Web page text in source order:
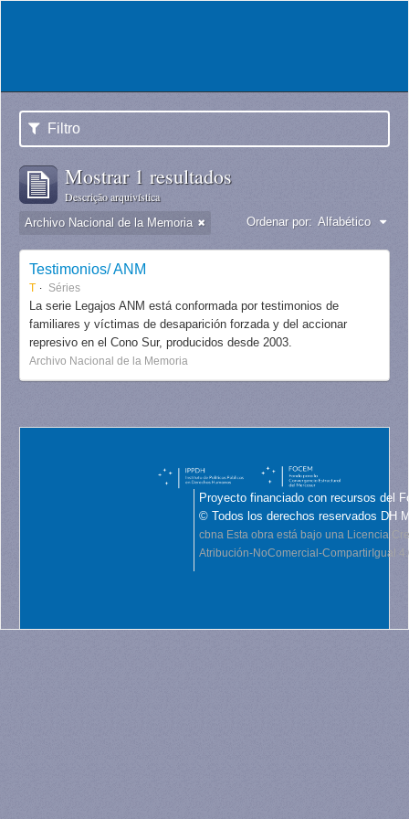
Filtro
Mostrar 1 resultados
Descrição arquivística
Archivo Nacional de la Memoria Ordenar por: Alfabético
Testimonios/ ANM
T Séries
La serie Legajos ANM está conformada por testimonios de
familiares y víctimas de desaparición forzada y del accionar
represivo en el Cono Sur, producidos desde 2003.
Archivo Nacional de la Memoria
Proyecto financiado con recursos del
© Todos los derechos reservados DH
cbna Esta obra está bajo una Licencia
Atribución-NoComercial-CompartirIgual